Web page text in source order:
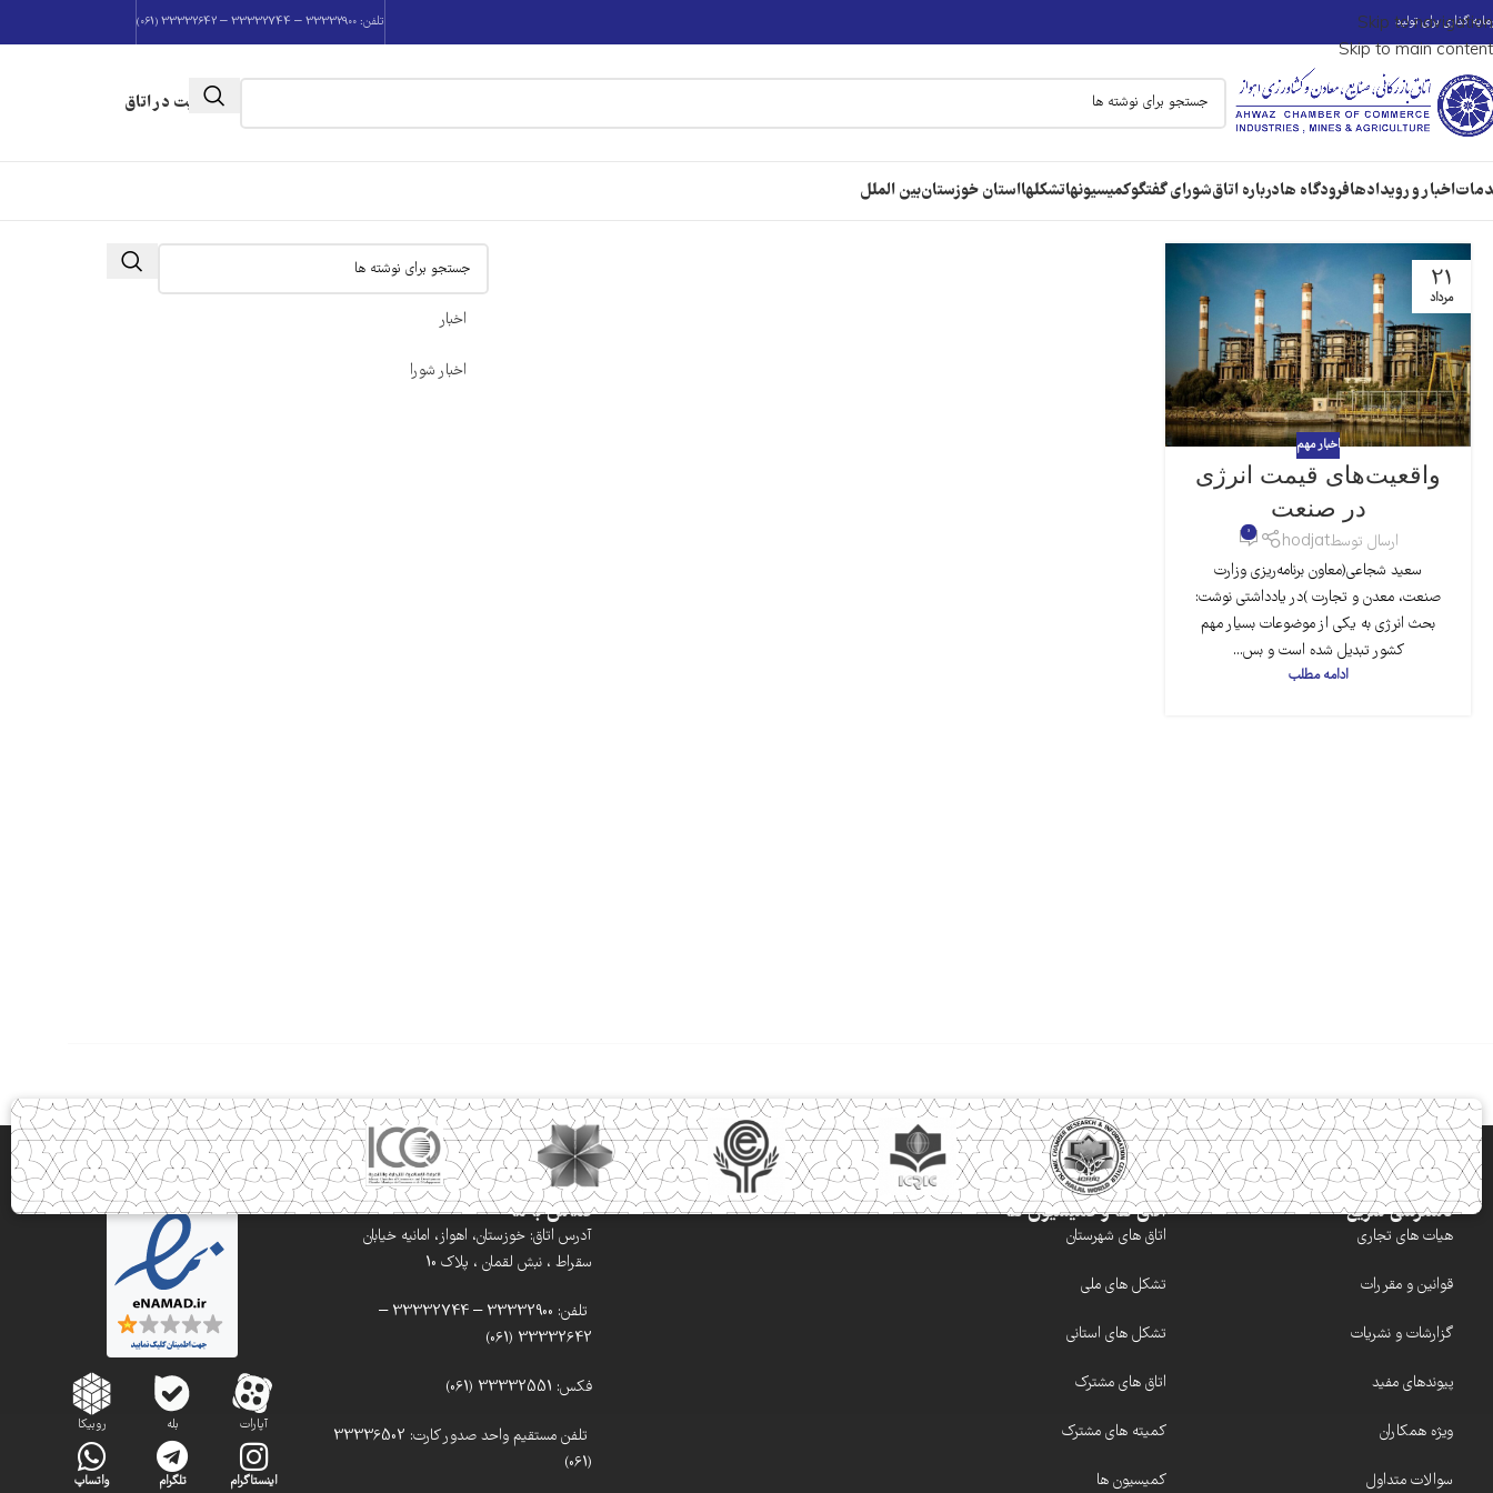
Skip to navigation
Skip to main content
گذاری برای تولید تلفن: 33332900 – 33332744 – 33332642 (061)
عضویت در اتاق
اخبار و رویدادهافرودگاه هادرباره اتاقشورای گفتگوکمیسیونهاتشکلهااستان خوزستانبین الملل
21
مرداد
اخبار مهم
واقعیت‌های قیمت انرژی
در صنعت
ارسال توسطhodjat
0
سعید شجاعی(معاون برنامه‌ریزی وزارت
صنعت، معدن و تجارت )در یادداشتی نوشت:
بحث انرژی به یکی از موضوعات بسیار مهم
کشور تبدیل شده است و بس...
ادامه مطلب
اخبار
اخبار شورا
دسترسی سریع
هیات های تجاری
قوانین و مقررات
گزارشات و نشریات
پیوندهای مفید
ویژه همکاران
سوالات متداول
اتاق ها و کمیسیون ها
اتاق های شهرستان
تشکل های ملی
تشکل های استانی
اتاق های مشترک
کمیته های مشترک
کمیسیون ها
تماس با ما
آدرس اتاق: خوزستان، اهواز، امانیه خیابان
سقراط ، نبش لقمان ، پلاک 10
تلفن: 33332900 – 33332744 –
33332642 (061)
فکس: 33332551 (061)
تلفن مستقیم واحد صدور کارت: 33336502
(061)
آپارات بله روبیکا
اینستاگرام تلگرام واتساپ